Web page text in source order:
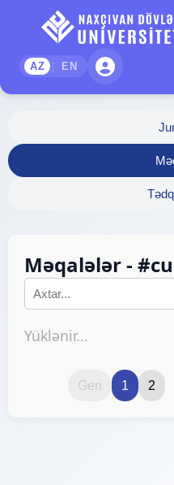
AZ | EN
Məqalələr -
Yüklənir...
Geri 1 2